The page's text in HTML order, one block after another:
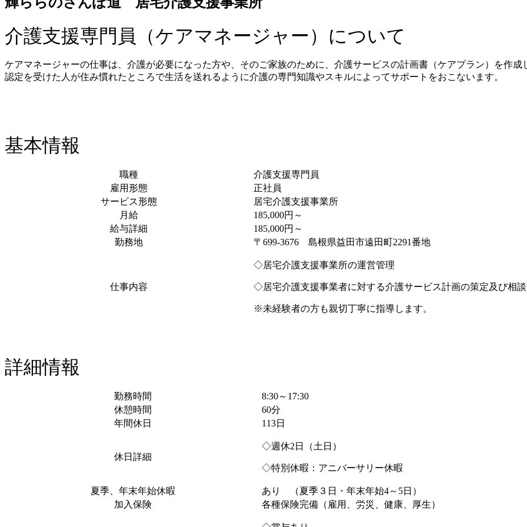
介護支援専門員（ケアマネージャー）について
ケアマネージャーの仕事は、介護が必要になった方や、そのご家族のために、介護サービスの計画書（ケアプラン）を作
認定を受けた人が住み慣れたところで生活を送れるように介護の専門知識やスキルによってサポートをおこないます。
基本情報
職種
介護支援専門員
雇用形態
正社員
サービス形態
居宅介護支援事業所
月給
185,000円～
給与詳細
185,000円～
勤務地
〒699-3676 島根県益田市遠田町2291番地
仕事内容
◇居宅介護支援事業所の運営管理
◇居宅介護支援事業者に対する介護サービス計画の策定及び相
※未経験者の方も親切丁寧に指導します。
詳細情報
勤務時間
8:30～17:30
休憩時間
60分
年間休日
113日
休日詳細
◇週休2日（土日）
◇特別休暇：アニバーサリー休暇
夏季、年末年始休暇
あり （夏季３日・年末年始4～5日）
加入保険
各種保険完備（雇用、労災、健康、厚生）